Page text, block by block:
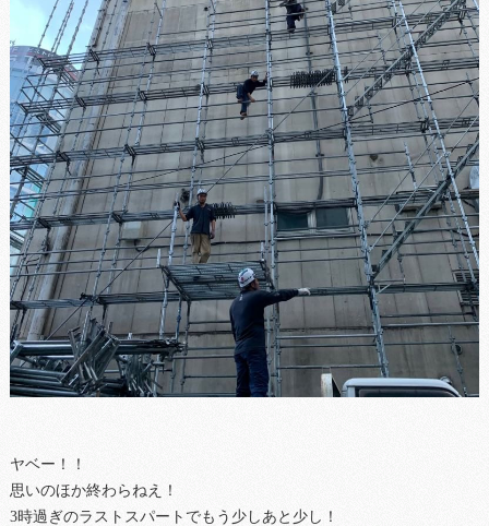
ヤベー！！
思いのほか終わらねえ！
3時過ぎのラストスパートでもう少しあと少し！